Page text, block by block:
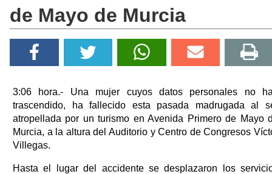
de Mayo de Murcia
3:06 hora.- Una mujer cuyos datos personales no
trascendido, ha fallecido esta pasada madrugada al
atropellada por un turismo en Avenida Primero de Mayo
Murcia, a la altura del Auditorio y Centro de Congresos
Villegas.
Hasta el lugar del accidente se desplazaron los